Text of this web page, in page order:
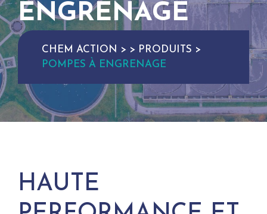
ENGRENAGE
CHEM ACTION > > PRODUITS >
POMPES À ENGRENAGE
HAUTE